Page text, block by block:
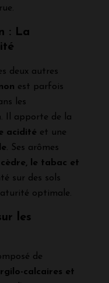
: La
deux autres
est parfois
les
Il apporte de la
acidité et une
. Ses arômes
cèdre, le tabac et
sur des sols
optimale.
les
de
calcaires et